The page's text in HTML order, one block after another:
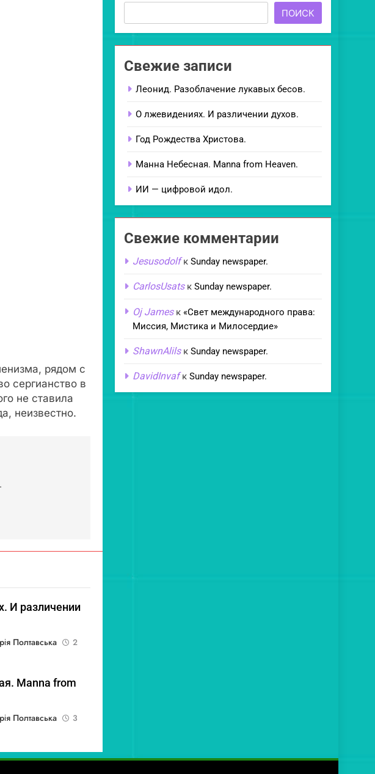
рядом с
сергианство в
не ставила
неизвестно.
И различении
Полтавська
2
Manna from
Полтавська
3
ПОИСК
Свежие записи
Леонид. Разоблачение лукавых бесов.
О лжевидениях. И различении духов.
Год Рождества Христова.
Манна Небесная. Manna from Heaven.
ИИ — цифровой идол.
Свежие комментарии
Jesusodolfк Sunday newspaper.
CarlosUsatsк Sunday newspaper.
Oj Jamesк «Свет международного права:
Миссия, Мистика и Милосердие»
ShawnAlilsк Sunday newspaper.
DavidInvafк Sunday newspaper.